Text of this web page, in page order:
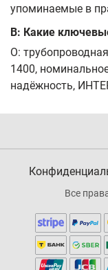
упоминаемые в
В: Какие
О:
1400,
надёжность,
Все